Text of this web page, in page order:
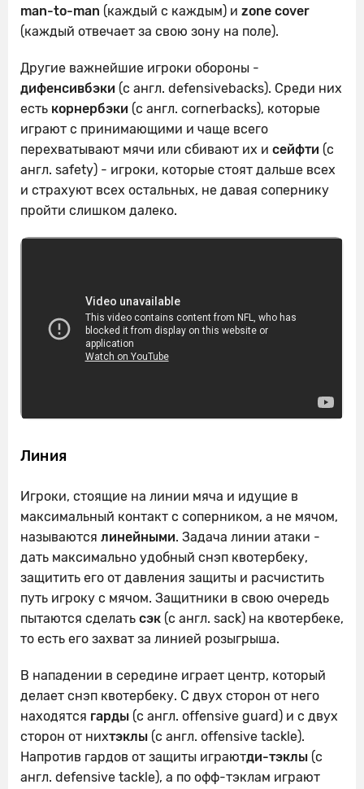
man-to-man (каждый с каждым) и zone cover
(каждый отвечает за свою зону на поле).
Другие важнейшие игроки обороны -
дифенсивбэки (с англ. defensivebacks). Среди них
есть корнербэки (с англ. cornerbacks), которые
играют с принимающими и чаще всего
перехватывают мячи или сбивают их и сейфти (с
англ. safety) - игроки, которые стоят дальше всех
и страхуют всех остальных, не давая сопернику
пройти слишком далеко.
Линия
Игроки, стоящие на линии мяча и идущие в
максимальный контакт с соперником, а не мячом,
называются линейными. Задача линии атаки -
дать максимально удобный снэп квотербеку,
защитить его от давления защиты и расчистить
путь игроку с мячом. Защитники в свою очередь
пытаются сделать сэк (с англ. sack) на квотербеке,
то есть его захват за линией розыгрыша.
В нападении в середине играет центр, который
делает снэп квотербеку. С двух сторон от него
находятся гарды (с англ. offensive guard) и с двух
сторон от нихтэклы (с англ. offensive tackle).
Напротив гардов от защиты играютди-тэклы (с
англ. defensive tackle), а по офф-тэклам играют